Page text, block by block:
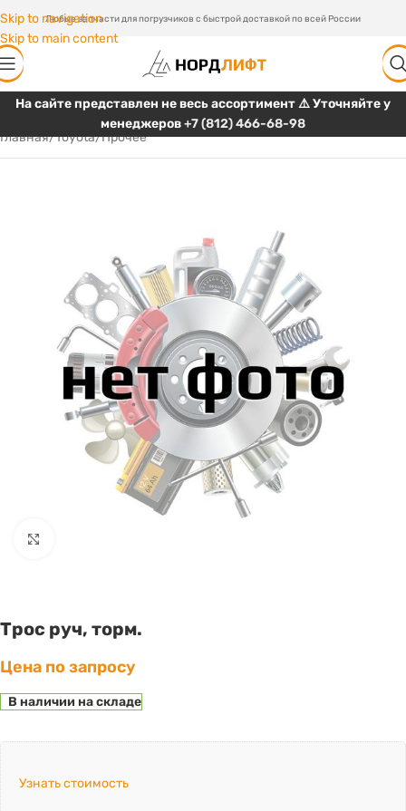
Skip to navigation
Skip to main content
Любые запчасти для погрузчиков с быстрой доставкой по всей России
На сайте представлен не весь ассортимент ⚠️ Уточняйте у
менеджеров+7 (812) 466-68-98
Главная/Toyota/Прочее
Трос руч, торм.
Цена по запросу
В наличии на складе
Узнать стоимость